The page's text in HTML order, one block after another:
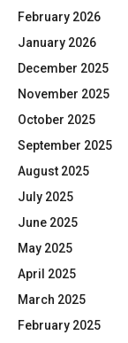
February 2026
January 2026
December 2025
November 2025
October 2025
September 2025
August 2025
July 2025
June 2025
May 2025
April 2025
March 2025
February 2025